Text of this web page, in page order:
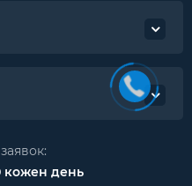
кожен день